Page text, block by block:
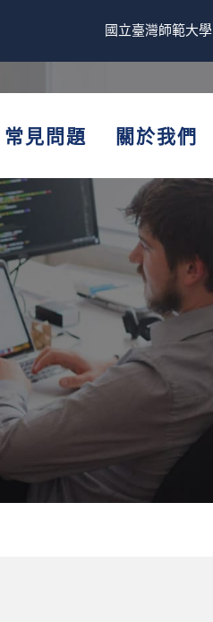
國立臺灣師範大學
常見問題 關於我們